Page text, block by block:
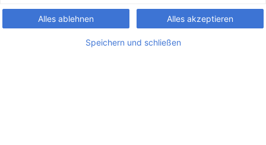
Alles ablehnen Alles akzeptieren
Speichern und schließen